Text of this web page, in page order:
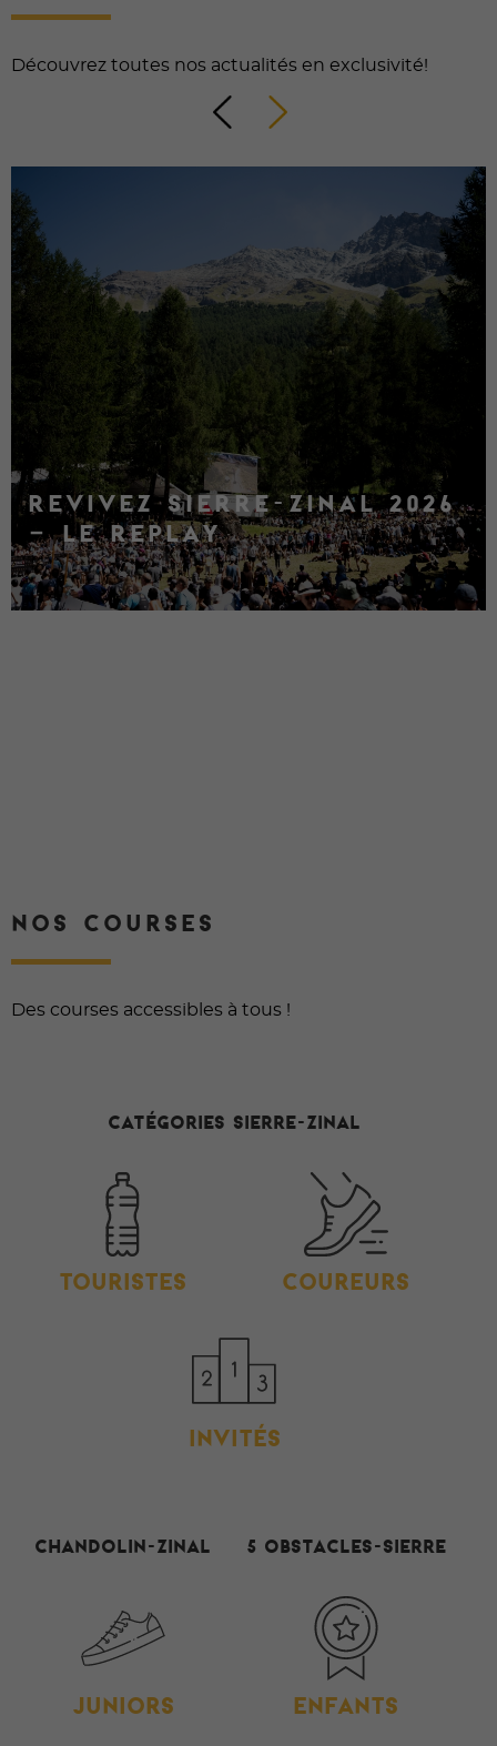
Découvrez toutes nos actualités en exclusivité!
REVIVEZ SIERRE-ZINAL 2026
– LE REPLAY
NOS COURSES
Des courses accessibles à tous !
Catégories Sierre-Zinal
TOURISTES COUREURS
INVITÉS
Chandolin-Zinal
JUNIORS
5 Obstacles-Sierre
ENFANTS